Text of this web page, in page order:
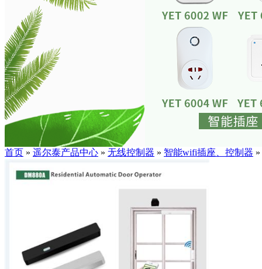
首页 » 遥尔泰产品中心 » 无线控制器 » 智能wifi插座、控制器 »